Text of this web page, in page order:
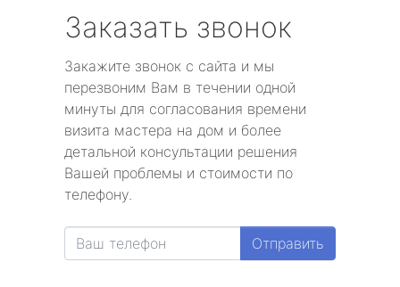
Заказать звонок
Закажите звонок с сайта и мы
перезвоним Вам в течении одной
минуты для согласования времени
визита мастера на дом и более
детальной консультации решения
Вашей проблемы и стоимости по
телефону.
Отправить